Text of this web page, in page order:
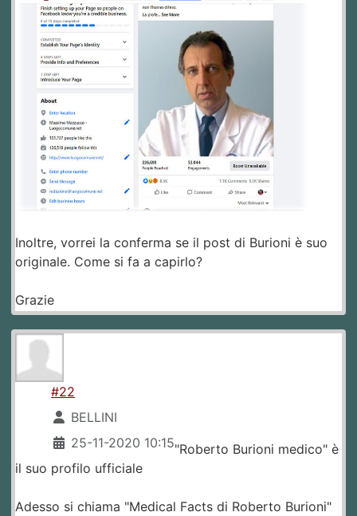
Inoltre, vorrei la conferma se il post di Burioni è suo
originale. Come si fa a capirlo?
Grazie
#22
BELLINI
25-11-2020 10:15"Roberto Burioni medico" è
il suo profilo ufficiale
Adesso si chiama "Medical Facts di Roberto Burioni"